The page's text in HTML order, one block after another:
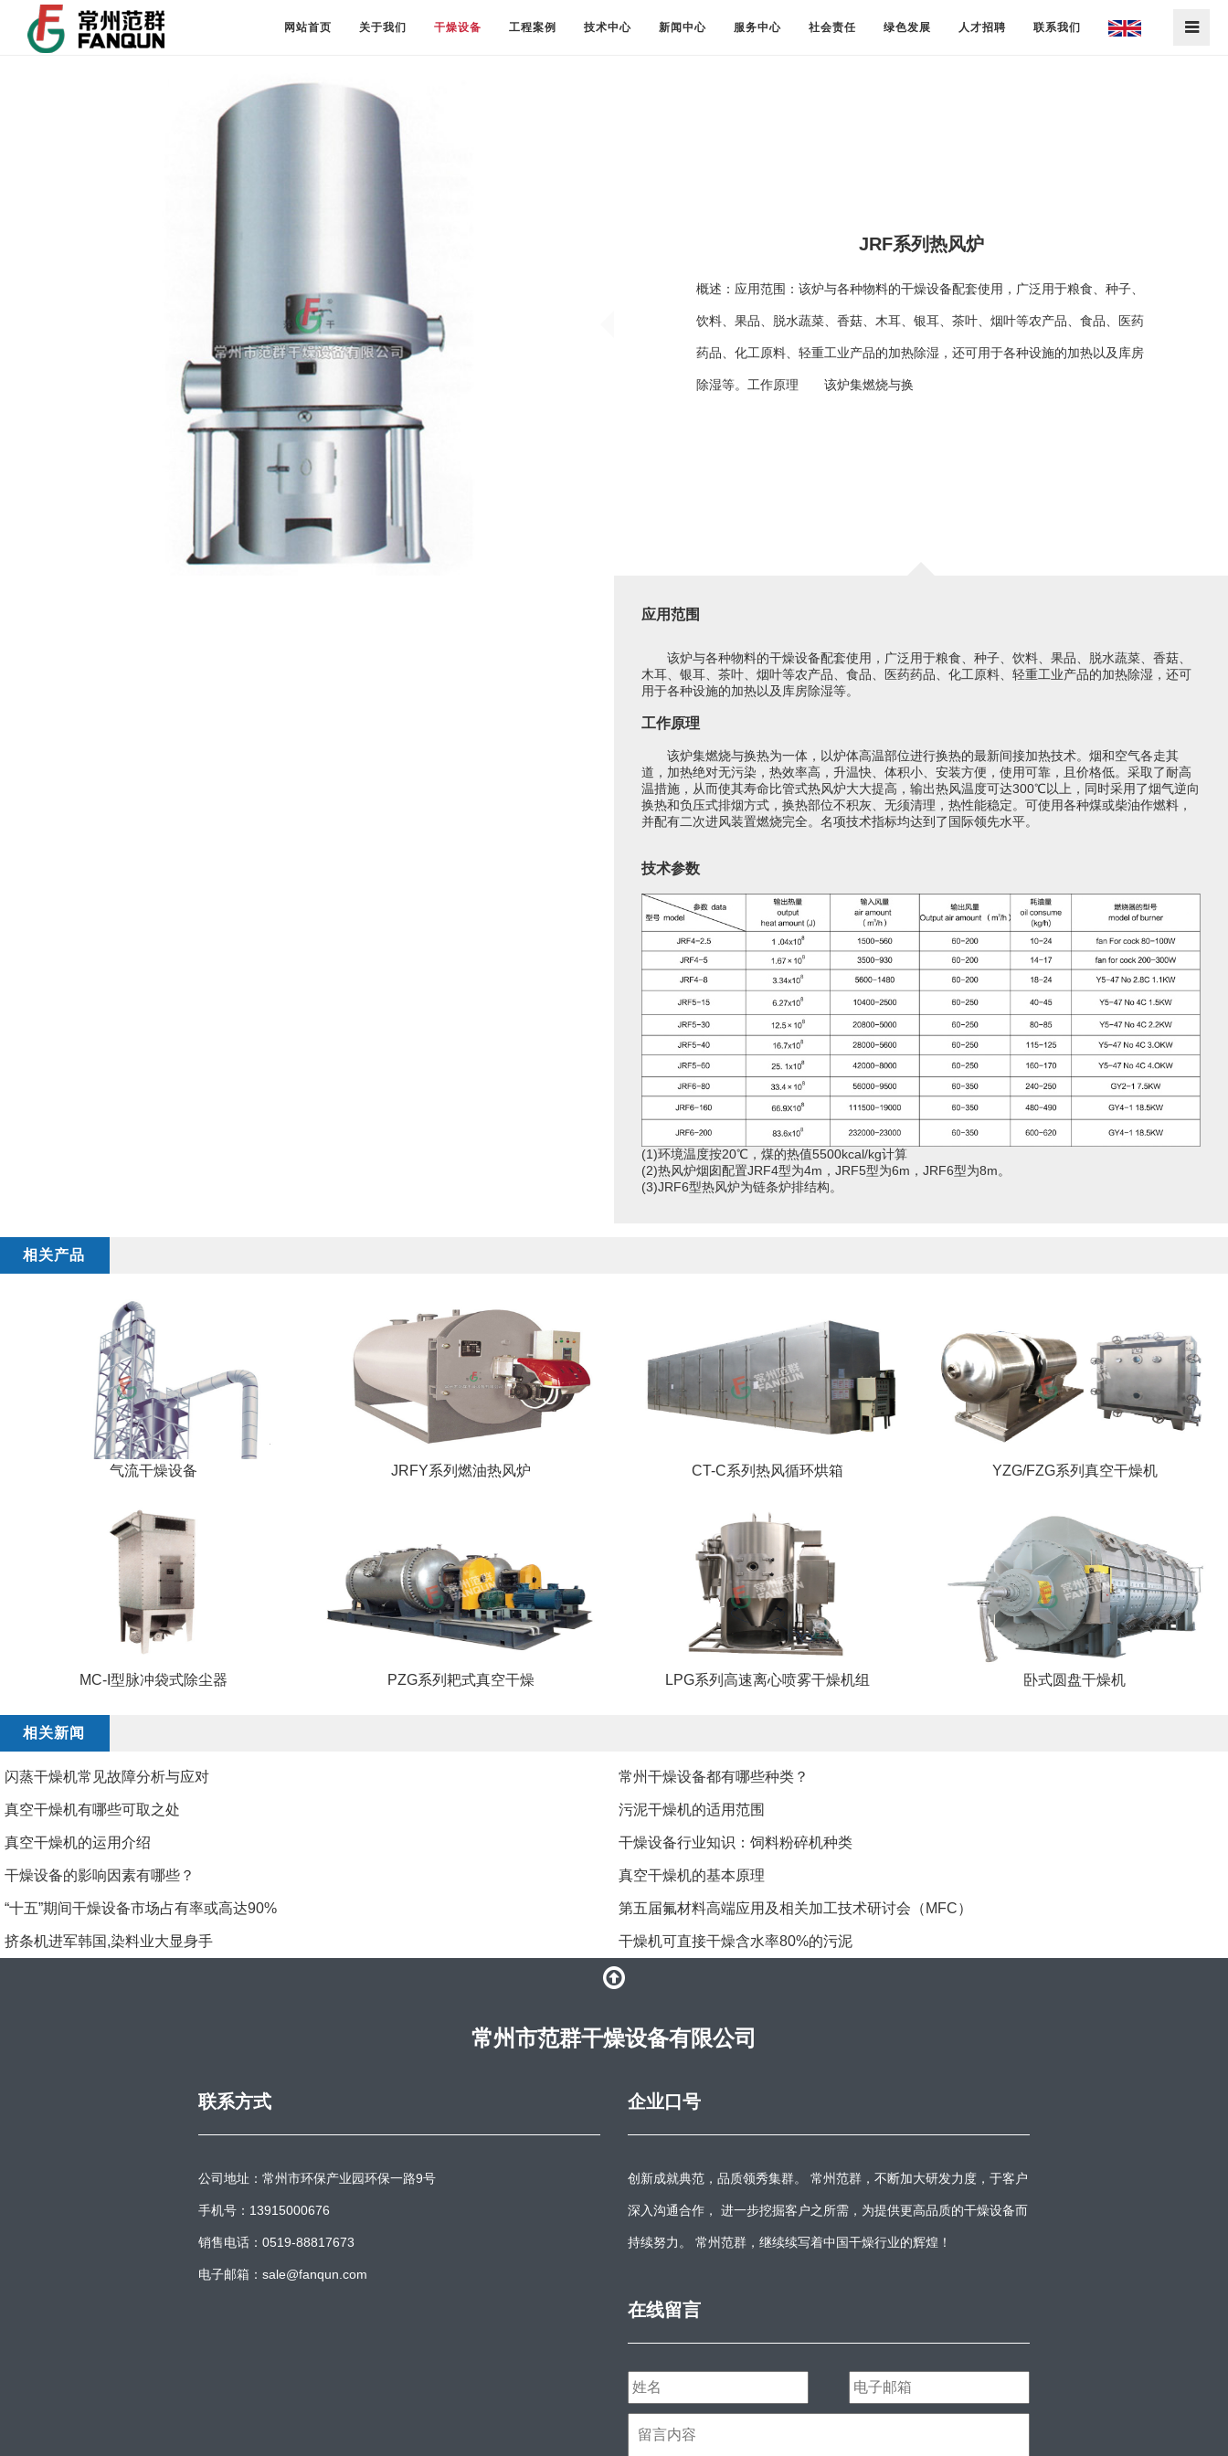
网站首页 关于我们 干燥设备 工程案例 技术中心 新闻中心 服务中心 社会责任 绿色发展 人才招聘 联系我们
JRF系列热风炉
概述：应用范围：该炉与各种物料的干燥设备配套使用，广泛用于粮食、种子、
饮料、果品、脱水蔬菜、香菇、木耳、银耳、茶叶、烟叶等农产品、食品、医药
药品、化工原料、轻重工业产品的加热除湿，还可用于各种设施的加热以及库房
除湿等。工作原理 该炉集燃烧与换
应用范围
该炉与各种物料的干燥设备配套使用，广泛用于粮食、种子、饮料、果品、脱水蔬菜、香菇、
木耳、银耳、茶叶、烟叶等农产品、食品、医药药品、化工原料、轻重工业产品的加热除湿，还可
用于各种设施的加热以及库房除湿等。
工作原理
该炉集燃烧与换热为一体，以炉体高温部位进行换热的最新间接加热技术。烟和空气各走其
道，加热绝对无污染，热效率高，升温快、体积小、安装方便，使用可靠，且价格低。采取了耐高
温措施，从而使其寿命比管式热风炉大大提高，输出热风温度可达300℃以上，同时采用了烟气逆向
换热和负压式排烟方式，换热部位不积灰、无须清理，热性能稳定。可使用各种煤或柴油作燃料，
并配有二次进风装置燃烧完全。名项技术指标均达到了国际领先水平。
技术参数
(1)环境温度按20℃ ，煤的热值5500kcal/kg计算
(2)热风炉烟囱配置JRF4型为4m ， JRF5型为6m ， JRF6型为8m。
(3)JRF6型热风炉为链条炉排结构。
相关产品
气流干燥设备 JRFY系列燃油热风炉 CT-C系列热风循环烘箱 YZG/FZG系列真空干燥机
MC-I型脉冲袋式除尘器 PZG系列耙式真空干燥 LPG系列高速离心喷雾干燥机组 卧式圆盘干燥机
相关新闻
闪蒸干燥机常见故障分析与应对​ 常州干燥设备都有哪些种类？
真空干燥机有哪些可取之处 ​污泥干燥机的适用范围
真空干燥机的运用介绍 干燥设备行业知识：饲料粉碎机种类
​干燥设备的影响因素有哪些？ ​真空干燥机的基本原理
“十五”期间干燥设备市场占有率或高达90% 第五届氟材料高端应用及相关加工技术研讨会（MFC）
挤条机进军韩国,染料业大显身手 干燥机可直接干燥含水率80%的污泥
常州市范群干燥设备有限公司
联系方式
公司地址：常州市环保产业园环保一路9号
手机号：13915000676
销售电话：0519-88817673
电子邮箱：sale@fanqun.com
企业口号
创新成就典范，品质领秀集群。 常州范群，不断加大研发力度，于客户
深入沟通合作， 进一步挖掘客户之所需，为提供更高品质的干燥设备而
持续努力。 常州范群，继续续写着中国干燥行业的辉煌！
在线留言